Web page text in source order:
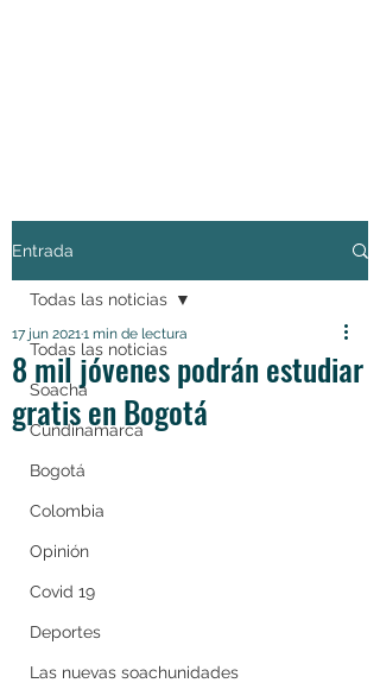
Entrada
Todas las noticias
Soacha
Cundinamarca
Bogotá
Colombia
Opinión
Covid 19
Deportes
Las nuevas soachunidades
Todas las noticias
8 mil jóvenes podrán estudiar
gratis en Bogotá
17 jun 20211 min de lectura